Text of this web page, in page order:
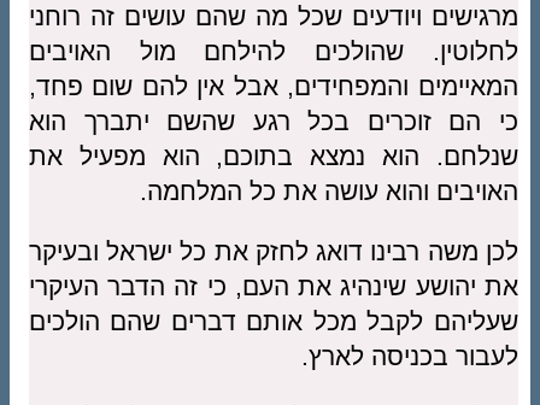
מרגישים ויודעים שכל מה שהם עושים זה רוחני
לחלוטין. שהולכים להילחם מול האויבים
המאיימים והמפחידים, אבל אין להם שום פחד,
כי הם זוכרים בכל רגע שהשם יתברך הוא
שנלחם. הוא נמצא בתוכם, הוא מפעיל את
האויבים והוא עושה את כל המלחמה.
לכן משה רבינו דואג לחזק את כל ישראל ובעיקר
את יהושע שינהיג את העם, כי זה הדבר העיקרי
שעליהם לקבל מכל אותם דברים שהם הולכים
לעבור בכניסה לארץ.